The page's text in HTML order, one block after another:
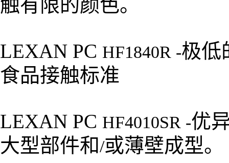
触有限的颜色。
LEXAN PC HF1840R -极低
食品接触标准
LEXAN PC HF4010SR -优
大型部件和/或薄壁成型。